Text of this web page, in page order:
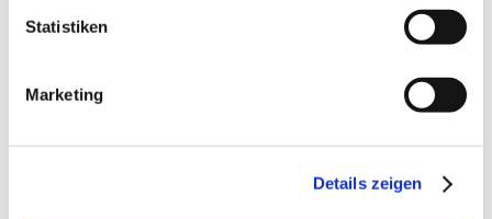
Statistiken
Marketing
Details zeigen
Dates aus Erfurt
Dates aus Hamburg
Dates aus Hannover